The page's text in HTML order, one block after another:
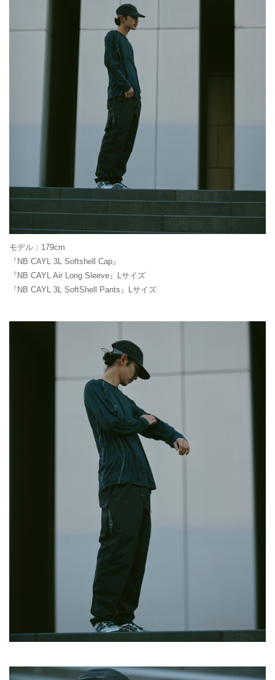
モデル：179cm
『NB CAYL 3L Softshell Cap』
『NB CAYL Air Long Sleeve』Lサイズ
『NB CAYL 3L SoftShell Pants』Lサイズ